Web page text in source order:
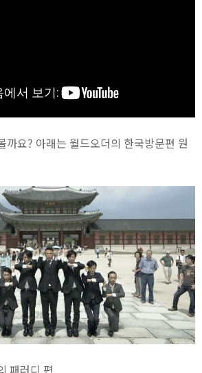
까요? 아래는 월드오더의 한국방문편 원
패러디 편